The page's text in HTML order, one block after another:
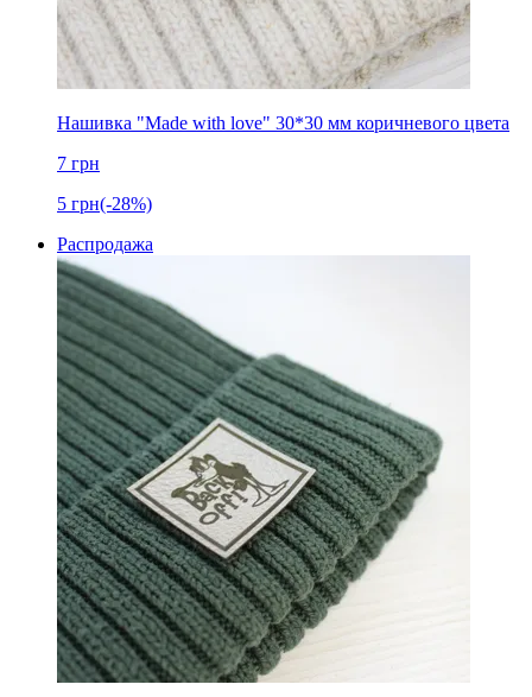
Нашивка "Made with love" 30*30 мм коричневого цвета
7 грн
5 грн(-28%)
Распродажа